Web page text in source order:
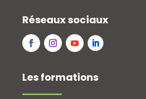
Réseaux sociaux
Les formations